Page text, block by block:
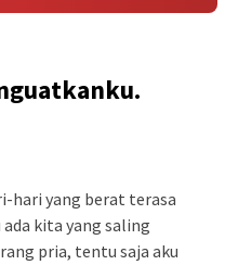
hari yang berat terasa
kita yang saling
pria, tentu saja aku